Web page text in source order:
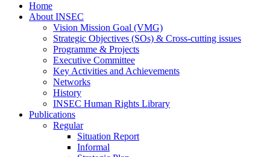
Home
About INSEC
Vision Mission Goal (VMG)
Strategic Objectives (SOs) & Cross-cutting issues
Programme & Projects
Executive Committee
Key Activities and Achievements
Networks
History
INSEC Human Rights Library
Publications
Regular
Situation Report
Informal